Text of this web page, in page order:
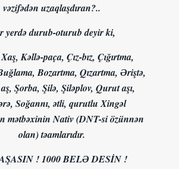
vəzifədən uzaqlaşdıran?..
yerdə durub-oturub deyir ki,
Kəllə-paça, Çız-bız, Çığırtma,
Bozartma, Qızartma, Əriştə,
Şorba, Şilə, Şiləplov, Qurut aşı,
Soğannı, ətli, qurutlu Xingəl
mətbəxinin Nativ (DNT-si özünnən
olan) təamlarıdır.
! 1000 BELƏ DESİN !